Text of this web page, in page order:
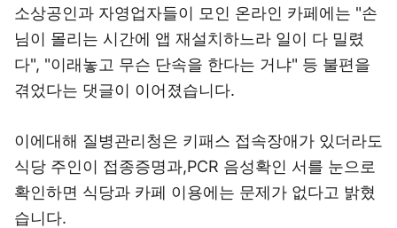
소상공인과 자영업자들이 모인 온라인 카페에는 "손
님이 몰리는 시간에 앱 재설치하느라 일이 다 밀렸
다", "이래놓고 무슨 단속을 한다는 거냐" 등 불편을
겪었다는 댓글이 이어졌습니다.
이에대해 질병관리청은 키패스 접속장애가 있더라도
식당 주인이 접종증명과,PCR 음성확인 서를 눈으로
확인하면 식당과 카페 이용에는 문제가 없다고 밝혔
습니다.